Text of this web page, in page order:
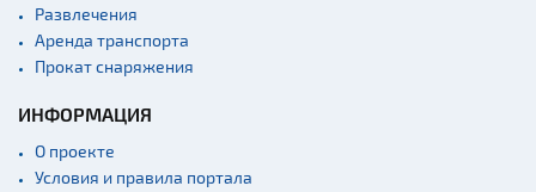
Развлечения
Аренда транспорта
Прокат снаряжения
ИНФОРМАЦИЯ
О проекте
Условия и правила портала